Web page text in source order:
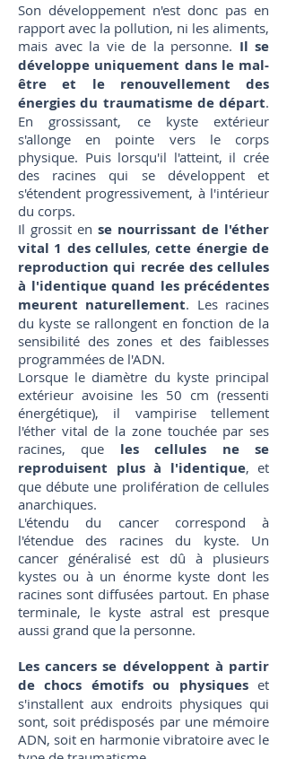
Son développement n'est donc pas en
rapport avec la pollution, ni les aliments,
mais avec la vie de la personne. Il se
développe uniquement dans le mal-
être et le renouvellement des
énergies du traumatisme de départ.
En grossissant, ce kyste extérieur
s'allonge en pointe vers le corps
physique. Puis lorsqu'il l'atteint, il crée
des racines qui se développent et
s'étendent progressivement, à l'intérieur
du corps.
Il grossit en se nourrissant de l'éther
vital 1 des cellules, cette énergie de
reproduction qui recrée des cellules
à l'identique quand les précédentes
meurent naturellement. Les racines
du kyste se rallongent en fonction de la
sensibilité des zones et des faiblesses
programmées de l'ADN.
Lorsque le diamètre du kyste principal
extérieur avoisine les 50 cm (ressenti
énergétique), il vampirise tellement
l'éther vital de la zone touchée par ses
racines, que les cellules ne se
reproduisent plus à l'identique, et
que débute une prolifération de cellules
anarchiques.
L'étendu du cancer correspond à
l'étendue des racines du kyste. Un
cancer généralisé est dû à plusieurs
kystes ou à un énorme kyste dont les
racines sont diffusées partout. En phase
terminale, le kyste astral est presque
aussi grand que la personne.
Les cancers se développent à partir
de chocs émotifs ou physiqueset
s'installent aux endroits physiques qui
sont, soit prédisposés par une mémoire
ADN, soit en harmonie vibratoire avec le